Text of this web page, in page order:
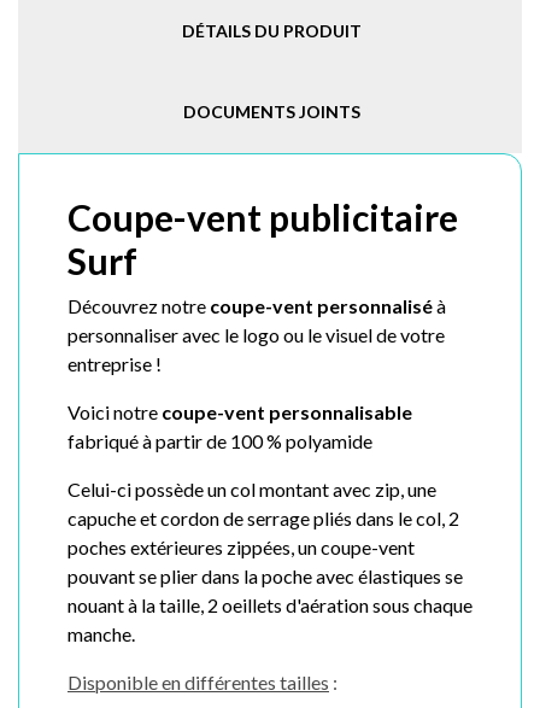
DÉTAILS DU PRODUIT
DOCUMENTS JOINTS
Coupe-vent publicitaire
Surf
Découvrez notre coupe-vent personnaliséà
personnaliser avec le logo ou le visuel de votre
entreprise !
Voici notre coupe-vent personnalisable
fabriqué à partir de 100 % polyamide
Celui-ci possède un col montant avec zip, une
capuche et cordon de serrage pliés dans le col, 2
poches extérieures zippées, un coupe-vent
pouvant se plier dans la poche avec élastiques se
nouant à la taille, 2 oeillets d'aération sous chaque
manche.
Disponible en différentes tailles :